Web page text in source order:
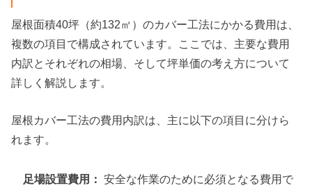
屋根面積40坪（約132㎡）のカバー工法にかかる費用は、
複数の項目で構成されています。ここでは、主要な費用
内訳とそれぞれの相場、そして坪単価の考え方について
詳しく解説します。
屋根カバー工法の費用内訳は、主に以下の項目に分けら
れます。
足場設置費用： 安全な作業のために必須となる費用で